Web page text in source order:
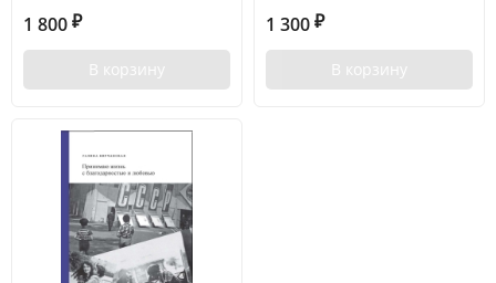
1 800 ₽
В корзину
1 300 ₽
В корзину